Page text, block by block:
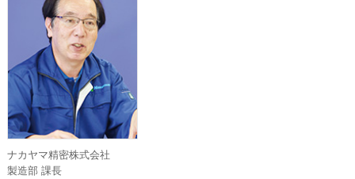
ナカヤマ精密株式会社
製造部 課長